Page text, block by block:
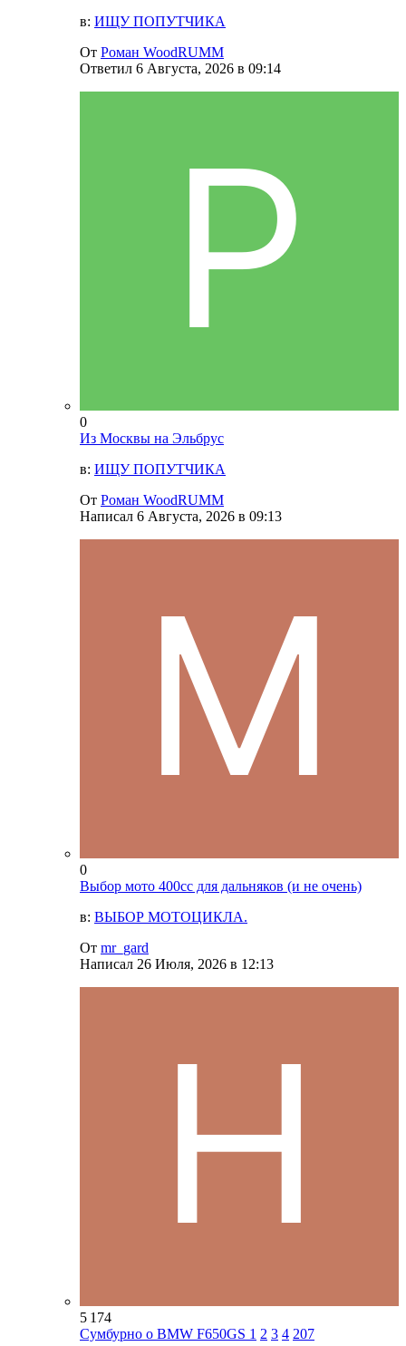
в: ИЩУ ПОПУТЧИКА
От Роман WoodRUMM
Ответил 6 Августа, 2026 в 09:14
0
Из Москвы на Эльбрус
в: ИЩУ ПОПУТЧИКА
От Роман WoodRUMM
Написал 6 Августа, 2026 в 09:13
0
Выбор мото 400сс для дальняков (и не очень)
в: ВЫБОР МОТОЦИКЛА.
От mr_gard
Написал 26 Июля, 2026 в 12:13
5 174
Сумбурно о BMW F650GS 1 2 3 4 207